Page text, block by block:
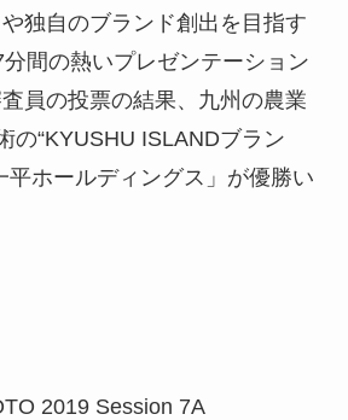
独自のブランド創出を目指す
間の熱いプレゼンテーション
員の投票の結果、九州の農業
の“KYUSHU ISLANDブラン
平ホールディングス」が優勝い
2019 Session 7A